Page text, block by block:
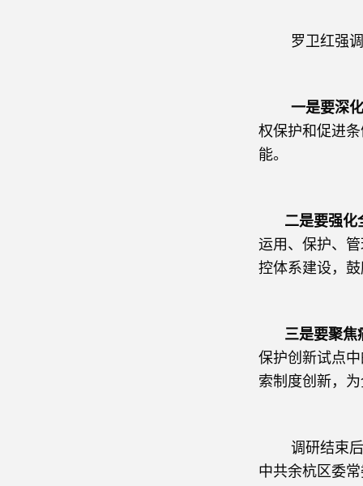
罗卫红强调
一是要深化
权保护和促进
能。
二是要强化
运用、保护、
控体系建设，
三是要聚焦
保护创新试点
索制度创新，
调研结束后，
中共余杭区委